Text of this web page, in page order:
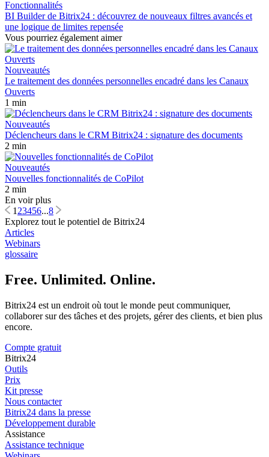
Fonctionnalités
BI Builder de Bitrix24 : découvrez de nouveaux filtres avancés et
une logique de limites repensée
Vous pourriez également aimer
Nouveautés
Le traitement des données personnelles encadré dans les Canaux
Ouverts
1 min
Nouveautés
Déclencheurs dans le CRM Bitrix24 : signature des documents
2 min
Nouveautés
Nouvelles fonctionnalités de CoPilot
2 min
En voir plus
123456...8
Explorez tout le potentiel de Bitrix24
Articles
Webinars
glossaire
Free. Unlimited. Online.
Bitrix24 est un endroit où tout le monde peut communiquer,
collaborer sur des tâches et des projets, gérer des clients, et bien plus
encore.
Compte gratuit
Bitrix24
Outils
Prix
Kit presse
Nous contacter
Bitrix24 dans la presse
Développement durable
Assistance
Assistance technique